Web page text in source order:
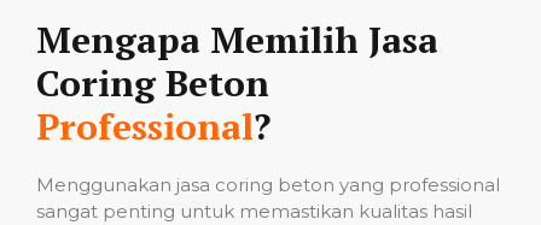
Mengapa Memilih Jasa
Coring Beton
Professional?
Menggunakan jasa coring beton yang professional
sangat penting untuk memastikan kualitas hasil